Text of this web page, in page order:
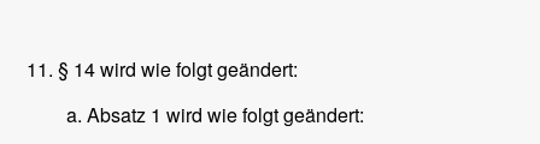
§ 14 wird wie folgt geändert:
Absatz 1 wird wie folgt geändert: